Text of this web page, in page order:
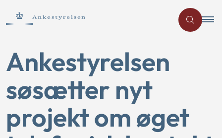
Ankestyrelsen
søsætter nyt
projekt om øget